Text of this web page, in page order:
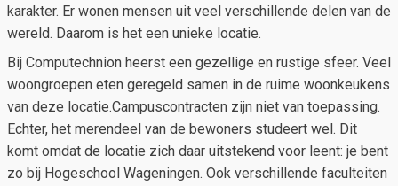
karakter. Er wonen mensen uit veel verschillende delen van de
wereld. Daarom is het een unieke locatie.
Bij Computechnion heerst een gezellige en rustige sfeer. Veel
woongroepen eten geregeld samen in de ruime woonkeukens
van deze locatie.Campuscontracten zijn niet van toepassing.
Echter, het merendeel van de bewoners studeert wel. Dit
komt omdat de locatie zich daar uitstekend voor leent: je bent
zo bij Hogeschool Wageningen. Ook verschillende faculteiten